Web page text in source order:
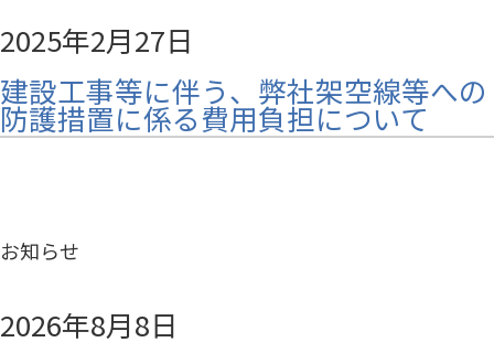
2025年2月27日
建設工事等に伴う、弊社架空線等への
防護措置に係る費用負担について
お知らせ
2026年8月8日